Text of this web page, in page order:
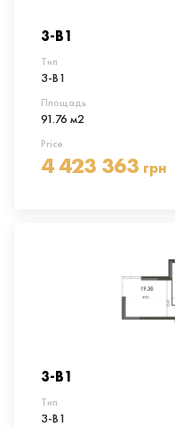
3-В1
Тип
3-В1
Площадь
91.76 м2
Price
4 423 363 грн
3-В1
Тип
3-В1